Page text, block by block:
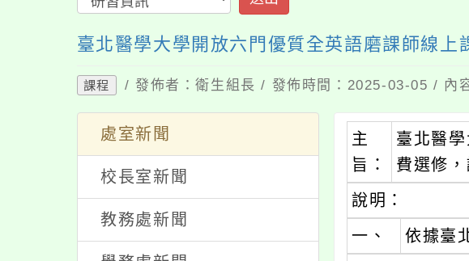
臺北醫學大學開放六門優質全英語磨課師線上
課程 / 發佈者：衛生組長 / 發佈時間：2025-03-05 / 內
處室新聞
校長室新聞
教務處新聞
主
旨：
臺北醫
費選修
說明：
一、
依據臺